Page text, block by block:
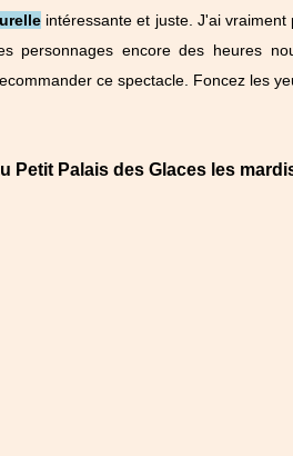
intéressante et juste. J'ai vraiment
personnages encore des heures
ce spectacle. Foncez les
Petit Palais des Glaces les